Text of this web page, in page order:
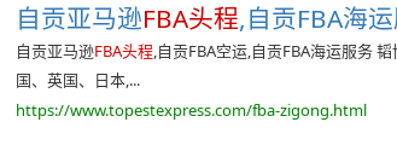
自贡亚马逊FBA头程,自贡FBA海
自贡亚马逊FBA头程,自贡FBA空运,自贡FBA海运服务
国、英国、日本,...
https://www.topestexpress.com/fba-zigong.html